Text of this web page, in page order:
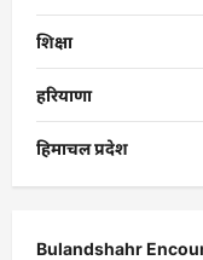
शिक्षा
हरियाणा
हिमाचल प्रदेश
Bulandshahr